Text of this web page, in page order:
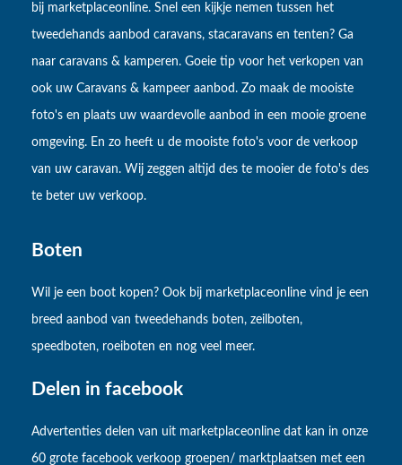
bij marketplaceonline. Snel een kijkje nemen tussen het
tweedehands aanbod caravans, stacaravans en tenten? Ga
naar caravans & kamperen. Goeie tip voor het verkopen van
ook uw Caravans & kampeer aanbod. Zo maak de mooiste
foto's en plaats uw waardevolle aanbod in een mooie groene
omgeving. En zo heeft u de mooiste foto's voor de verkoop
van uw caravan. Wij zeggen altijd des te mooier de foto's des
te beter uw verkoop.
Boten
Wil je een boot kopen? Ook bij marketplaceonline vind je een
breed aanbod van tweedehands boten, zeilboten,
speedboten, roeiboten en nog veel meer.
Delen in facebook
Advertenties delen van uit marketplaceonline dat kan in onze
60 grote facebook verkoop groepen/ marktplaatsen met een